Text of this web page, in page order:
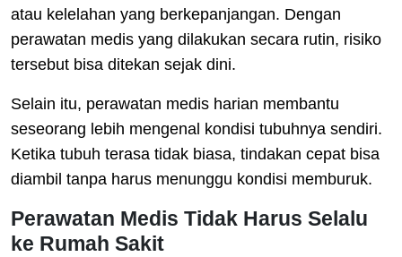
atau kelelahan yang berkepanjangan. Dengan
perawatan medis yang dilakukan secara rutin, risiko
tersebut bisa ditekan sejak dini.
Selain itu, perawatan medis harian membantu
seseorang lebih mengenal kondisi tubuhnya sendiri.
Ketika tubuh terasa tidak biasa, tindakan cepat bisa
diambil tanpa harus menunggu kondisi memburuk.
Perawatan Medis Tidak Harus Selalu
ke Rumah Sakit